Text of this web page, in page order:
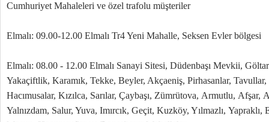
Cumhuriyet Mahaleleri ve özel trafolu müşteriler
Elmalı: 09.00-12.00 Elmalı Tr4 Yeni Mahalle, Seksen Evler bölgesi
Elmalı: 08.00 - 12.00 Elmalı Sanayi Sitesi, Düdenbaşı Mevkii,
Yakaçiftlik, Karamık, Tekke, Beyler, Akçaeniş, Pirhasanlar,
Hacımusalar, Kızılca, Sarılar, Çaybaşı, Zümrütova, Armutlu, Afşar,
Yalnızdam, Salur, Yuva, Imırcık, Geçit, Kuzköy, Yılmazlı,